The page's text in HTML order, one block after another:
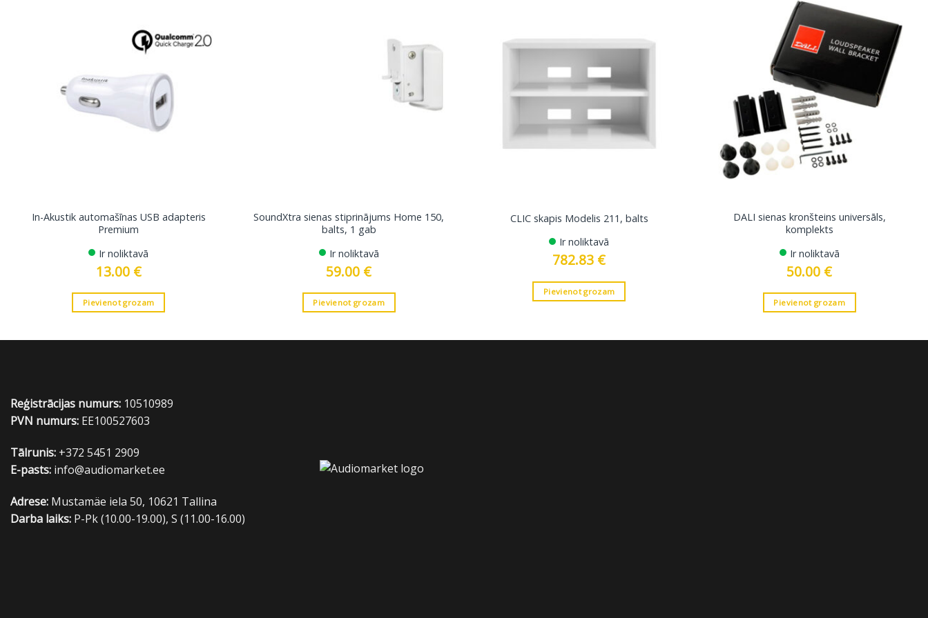
In-Akustik automašīnas USB adapteris
Premium
Ir noliktavā
13.00 €
Pievienot grozam
SoundXtra sienas stiprinājums Home 150,
balts, 1 gab
Ir noliktavā
59.00 €
Pievienot grozam
CLIC skapis Modelis 211, balts
Ir noliktavā
782.83 €
Pievienot grozam
DALI sienas kronšteins universāls,
komplekts
Ir noliktavā
50.00 €
Pievienot grozam
Reģistrācijas numurs: 10510989
PVN numurs: EE100527603
Tālrunis: +372 5451 2909
E-pasts: info@audiomarket.ee
Adrese: Mustamäe iela 50, 10621 Tallina
Darba laiks: P-Pk (10.00-19.00), S (11.00-16.00)